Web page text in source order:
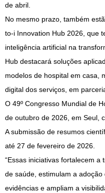
de abril.
No mesmo prazo, também
to-i Innovation Hub 2026, que
inteligência artificial na
Hub destacará soluções
modelos de hospital em casa,
digital dos serviços, em
O 49º Congresso Mundial de
de outubro de 2026, em Seul,
A submissão de resumos
até 27 de fevereiro de 2026.
“Essas iniciativas fortalecem
de saúde, estimulam a
evidências e ampliam a